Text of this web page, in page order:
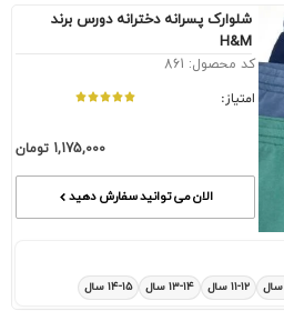
شلوارک پسرانه دخترانه دورس برند
H&M
کد محصول: 861
امتیاز:
1,175,000 تومان
الان می توانید سفارش دهید
۱۱-۱۲ سال ۱۳-۱۴ سال ۱۴-۱۵ سال